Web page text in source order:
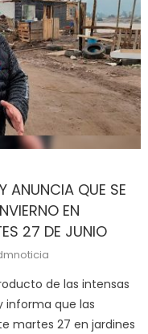
ANUNCIA QUE SE
EN
27 DE JUNIO
de las intensas
informa que las
martes 27 en jardines